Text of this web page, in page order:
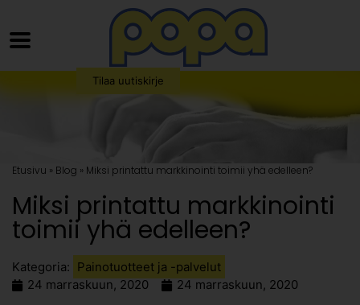
Tilaa uutiskirje
Etusivu » Blog » Miksi printattu markkinointi toimii yhä edelleen?
Miksi printattu markkinointi
toimii yhä edelleen?
Kategoria: Painotuotteet ja -palvelut
24 marraskuun, 2020
24 marraskuun, 2020